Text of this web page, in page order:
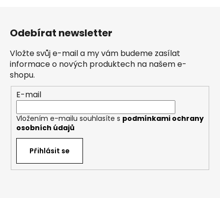
Odebírat newsletter
Vložte svůj e-mail a my vám budeme zasílat
informace o nových produktech na našem e-
shopu.
E-mail
Vložením e-mailu souhlasíte s podmínkami ochrany
osobních údajů
Přihlásit se